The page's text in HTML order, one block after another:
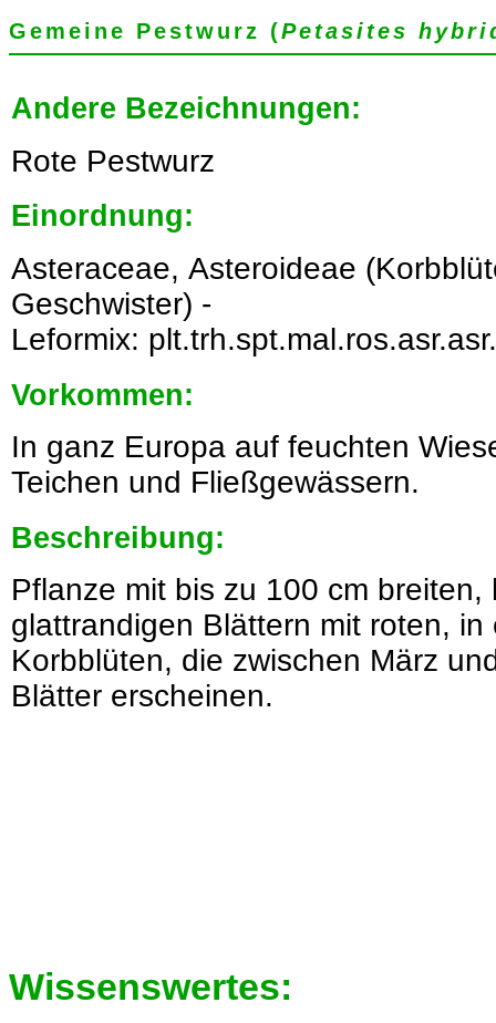
Gemeine Pestwurz (Petasites
Andere Bezeichnungen:
Rote Pestwurz
Einordnung:
Asteraceae, Asteroideae
Geschwister) -
Leformix:
Vorkommen:
In ganz Europa auf feuchten
Teichen und Fließgewässern.
Beschreibung:
Pflanze mit bis zu 100 cm breiten,
glattrandigen Blättern mit roten,
Korbblüten, die zwischen März
Blätter erscheinen.
Wissenswertes: